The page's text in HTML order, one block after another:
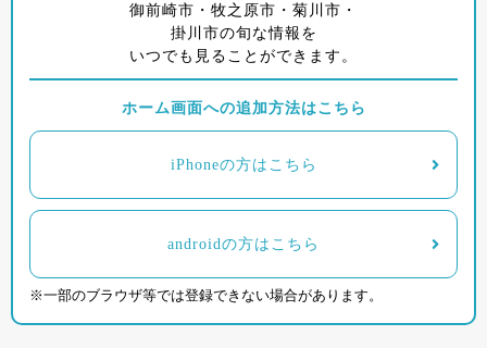
御前崎市・牧之原市・菊川市・
掛川市の旬な情報を
いつでも見ることができます。
ホーム画面への追加方法はこちら
iPhoneの方はこちら
androidの方はこちら
※一部のブラウザ等では登録できない場合があります。